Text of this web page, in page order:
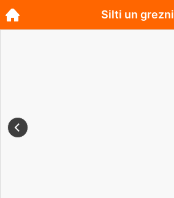
Silti un grezni